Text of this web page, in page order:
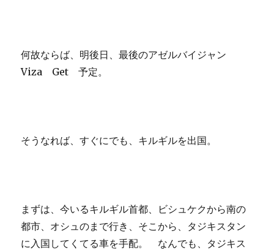
何故ならば、明後日、最後のアゼルバイジャン
Viza Get 予定。
そうなれば、すぐにでも、キルギルを出国。
まずは、今いるキルギル首都、ビシュケクから南の
都市、オシュのまで行き、そこから、タジキスタン
に入国してくてる車を手配。 なんでも、タジキス